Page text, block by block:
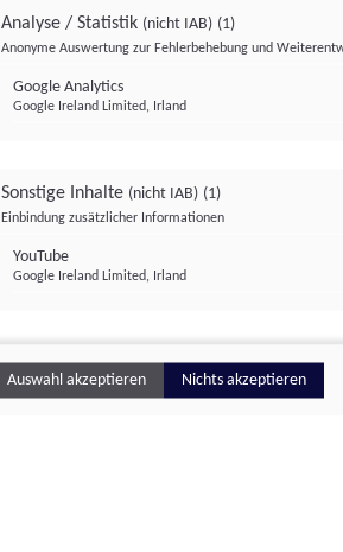
Analyse / Statistik (nicht IAB) (1)
Anonyme Auswertung zur Fehlerbehebung und
Google Analytics
Google Ireland Limited, Irland
Sonstige Inhalte (nicht IAB) (1)
Einbindung zusätzlicher Informationen
YouTube
Google Ireland Limited, Irland
Auswahl akzeptieren Nichts akzeptieren